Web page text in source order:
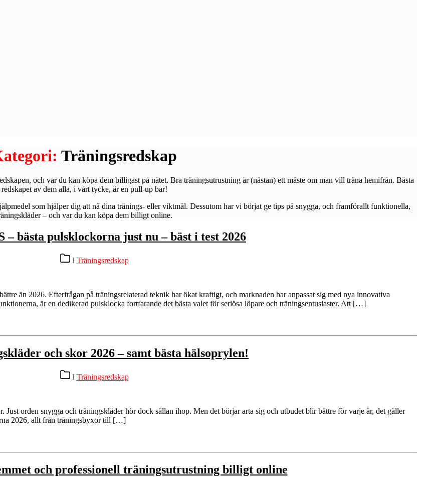
Träningsredskap
och var du kan köpa dem billigast på nätet. Bra träningsutrustning är (nästan) ett måste om man vill träna hemifrån. Bästa
redskapet av dem alla, i vårt tycke, är en pull-up bar!
som hjälper dig att nå dina tränings- eller viktmål. Dessutom har vi börjat ge tips på snygga, och framförallt funktionella,
– och var du kan köpa dem billigt online.
– bästa pulsklockorna just nu – bäst i test 2026
Kategorier
I Träningsredskap
än 2026. Efterfrågan på träningsrelaterad teknik har ökat kraftigt, och marknaden har anpassat sig med nya innovativa
är en dedikerad pulsklocka fortfarande det bästa valet för seriösa löpare och träningsentusiaster. Att […]
och skor 2026 – samt bästa hälsoprylen!
Kategorier
I Träningsredskap
Just orden snygga och träningskläder hör dock sällan ihop. Men det börjar arta sig och utbudet blir bättre för varje år, det gäller
2026, allt från träningsbyxor till […]
och professionell träningsutrustning billigt online